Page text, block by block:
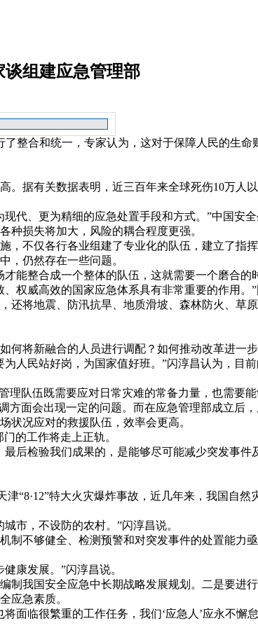
组建应急管理部
整合和统一，专家认为，这对于保障人民的生
据有关数据表明，近三百年来全球死伤10万人
代、更为精细的应急处置手段和方式。”中国安
种损失将加大，风险的耦合程度更强。
不仅各行各业组建了专业化的队伍，建立了指
，仍然存在一些问题。
能整合成一个整体的队伍，这就需要一个磨合的
权威高效的国家应急体系具有非常重要的作用
将地震、防汛抗旱、地质滑坡、森林防火、草
何将新融合的人员进行调配？如何推动改革进一步
人民站好岗，为国家值好班。”闪淳昌认为，目
队伍既需要应对日常灾难的常备力量，也需要
面会出现一定的问题。而在应急管理部成立后
状况应对的救援队伍，效率会更高。
的工作将走上正轨。
后检验我们成果的，是能够尽可能减少突发事
津“8·12”特大火灾爆炸事故，近几年来，我国自
市，不设防的农村。”闪淳昌说。
不够健全、检测预警和对突发事件的处置能力
康发展。”闪淳昌说。
我国安全应急中长期战略发展规划。二是要进
应急素质。
临很繁重的工作任务，我们‘应急人’应永不懈